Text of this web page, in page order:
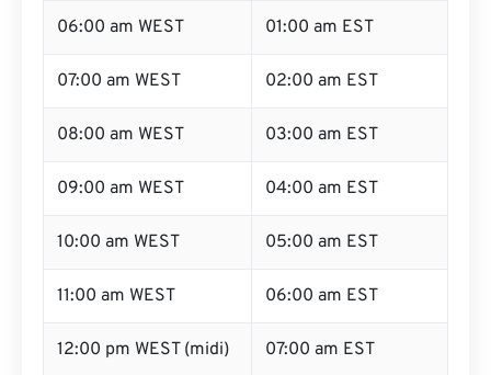
06:00 am WEST 01:00 am EST
07:00 am WEST 02:00 am EST
08:00 am WEST 03:00 am EST
09:00 am WEST 04:00 am EST
10:00 am WEST 05:00 am EST
11:00 am WEST 06:00 am EST
12:00 pm WEST (midi) 07:00 am EST